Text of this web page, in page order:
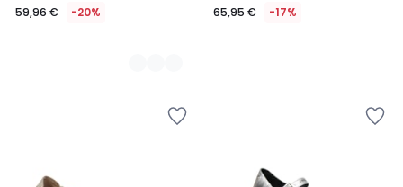
59,96 € -20% 65,95 € -17%